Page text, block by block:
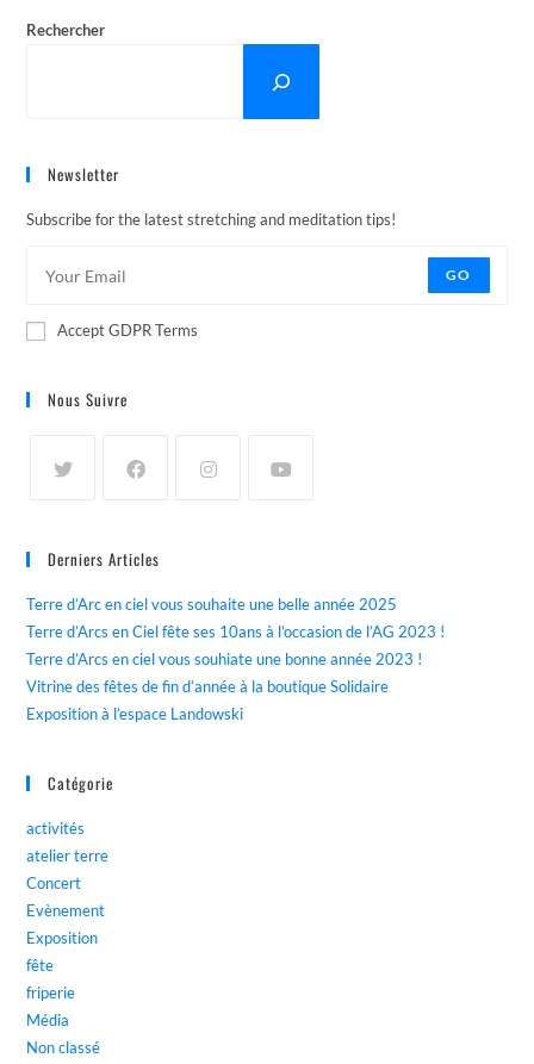
Rechercher
Newsletter
Subscribe for the latest stretching and meditation tips!
GO
Accept GDPR Terms
Nous Suivre
Derniers Articles
Terre d’Arc en ciel vous souhaite une belle année 2025
Terre d’Arcs en Ciel fête ses 10ans à l’occasion de l’AG 2023 !
Terre d’Arcs en ciel vous souhiate une bonne année 2023 !
Vitrine des fêtes de fin d’année à la boutique Solidaire
Exposition à l’espace Landowski
Catégorie
activités
atelier terre
Concert
Evènement
Exposition
fête
friperie
Média
Non classé